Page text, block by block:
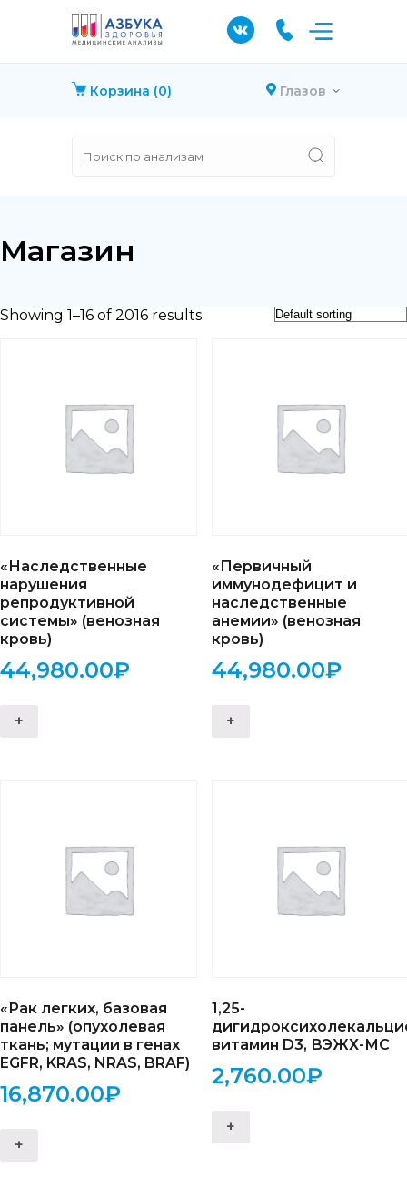
Корзина (0) Глазов
Магазин
Showing 1–16 of 2016 results
«Наследственные
нарушения
репродуктивной
системы» (венозная
кровь)
44,980.00₽
+
«Первичный
иммунодефицит и
наследственные
анемии» (венозная
кровь)
44,980.00₽
+
«Рак легких, базовая
панель» (опухолевая
ткань; мутации в генах
EGFR, KRAS, NRAS, BRAF)
16,870.00₽
+
1,25-
витамин D3, ВЭЖХ-МС
2,760.00₽
+